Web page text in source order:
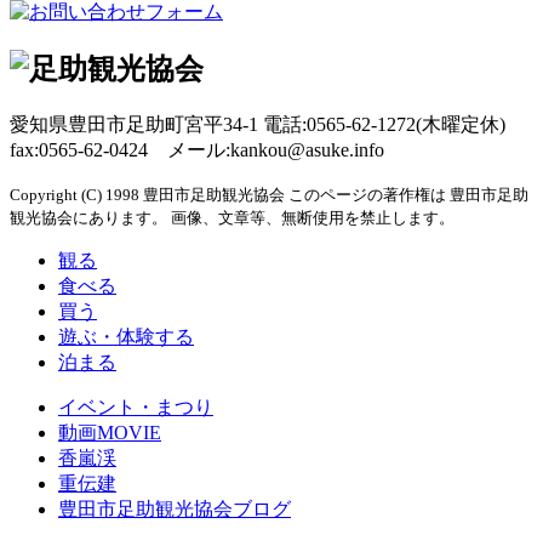
愛知県豊田市足助町宮平34-1 電話:0565-62-1272(木曜定休)
fax:0565-62-0424 メール:kankou@asuke.info
Copyright (C) 1998 豊田市足助観光協会 このページの著作権は 豊田市足助
観光協会にあります。 画像、文章等、無断使用を禁止します。
観る
食べる
買う
遊ぶ・体験する
泊まる
イベント・まつり
動画MOVIE
香嵐渓
重伝建
豊田市足助観光協会ブログ